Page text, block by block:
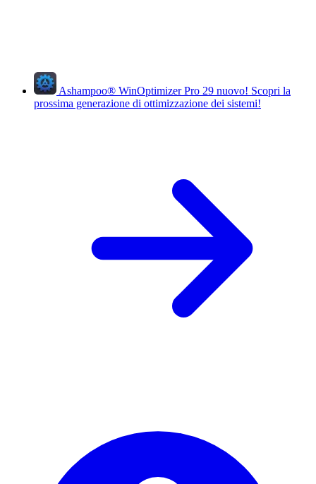
Ashampoo® WinOptimizer Pro 29 nuovo! Scopri la
prossima generazione di ottimizzazione dei sistemi!